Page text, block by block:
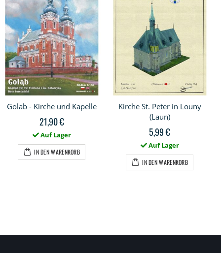
Golab - Kirche und Kapelle
21,90 €
Auf Lager
IN DEN WARENKORB
Kirche St. Peter in Louny
(Laun)
5,99 €
Auf Lager
IN DEN WARENKORB